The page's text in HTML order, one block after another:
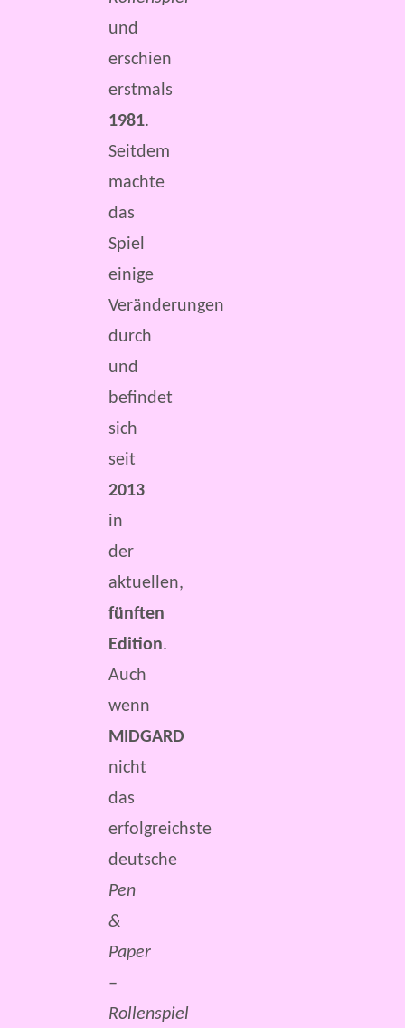
und
erschien
erstmals
1981.
Seitdem
machte
das
Spiel
einige
Veränderungen
durch
und
befindet
sich
seit
2013
in
der
aktuellen,
fünften
Edition.
Auch
wenn
MIDGARD
nicht
das
erfolgreichste
deutsche
Pen
&
Paper
–
Rollenspiel